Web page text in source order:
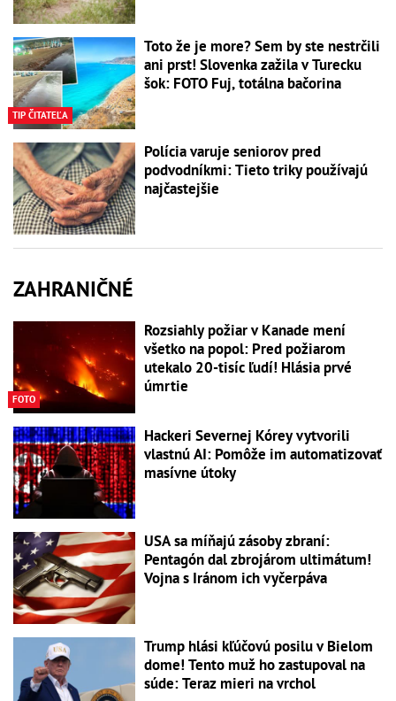
TIP ČITATEĽA
Toto že je more? Sem by ste nestrčili
ani prst! Slovenka zažila v Turecku
šok: FOTO Fuj, totálna bačorina
Polícia varuje seniorov pred
podvodníkmi: Tieto triky používajú
najčastejšie
ZAHRANIČNÉ
FOTO
Rozsiahly požiar v Kanade mení
všetko na popol: Pred požiarom
utekalo 20-tisíc ľudí! Hlásia prvé
úmrtie
Hackeri Severnej Kórey vytvorili
vlastnú AI: Pomôže im automatizovať
masívne útoky
USA sa míňajú zásoby zbraní:
Pentagón dal zbrojárom ultimátum!
Vojna s Iránom ich vyčerpáva
Trump hlási kľúčovú posilu v Bielom
dome! Tento muž ho zastupoval na
súde: Teraz mieri na vrchol